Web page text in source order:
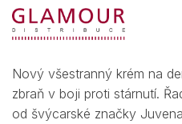
Nový všestranný krém na
zbraň v boji proti stárnutí.
od švýcarské značky